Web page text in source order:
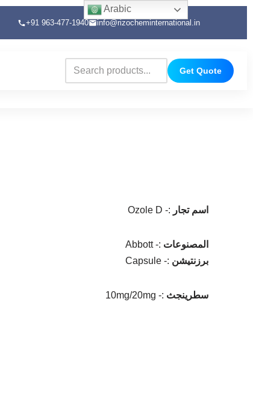
+91 963-477-1940 info@rizocheminternational.in
Get Quote
Ozole D -: اسم تجار
Abbott -: المصنوعات
Capsule -: برزنتيشن
10mg/20mg -: سطرينجث
Arabic